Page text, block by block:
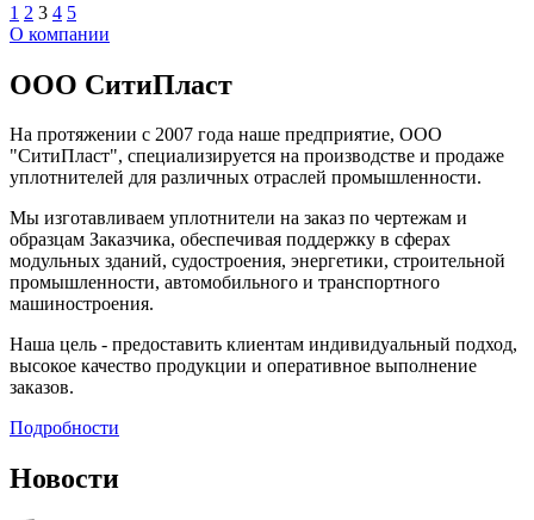
1 2 3 4 5
О компании
ООО СитиПласт
На протяжении с 2007 года наше предприятие, ООО
"СитиПласт", специализируется на производстве и продаже
уплотнителей для различных отраслей промышленности.
Мы изготавливаем уплотнители на заказ по чертежам и
образцам Заказчика, обеспечивая поддержку в сферах
модульных зданий, судостроения, энергетики, строительной
промышленности, автомобильного и транспортного
машиностроения.
Наша цель - предоставить клиентам индивидуальный подход,
высокое качество продукции и оперативное выполнение
заказов.
Подробности
Новости